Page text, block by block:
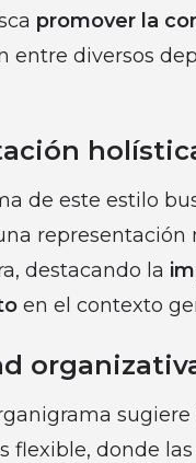
promover la
entre diversos
de este estilo
representación
destacando la
en el contexto
sugiere
flexible, donde